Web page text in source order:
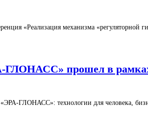
«Реализация механизма
ГЛОНАСС» прошел в
ГЛОНАСС»: технологии для человека,